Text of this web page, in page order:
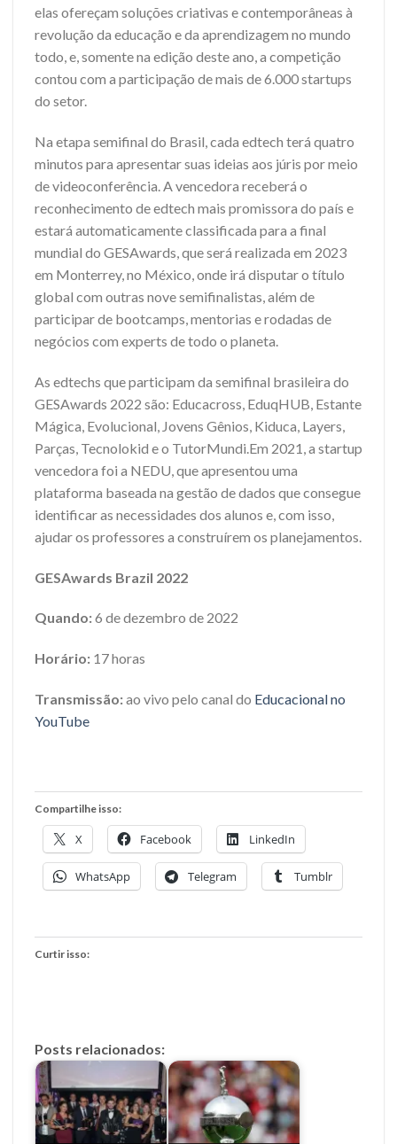
elas ofereçam soluções criativas e contemporâneas à
revolução da educação e da aprendizagem no mundo
todo, e, somente na edição deste ano, a competição
contou com a participação de mais de 6.000 startups
do setor.
Na etapa semifinal do Brasil, cada edtech terá quatro
minutos para apresentar suas ideias aos júris por meio
de videoconferência. A vencedora receberá o
reconhecimento de edtech mais promissora do país e
estará automaticamente classificada para a final
mundial do GESAwards, que será realizada em 2023
em Monterrey, no México, onde irá disputar o título
global com outras nove semifinalistas, além de
participar de bootcamps, mentorias e rodadas de
negócios com experts de todo o planeta.
As edtechs que participam da semifinal brasileira do
GESAwards 2022 são: Educacross, EduqHUB, Estante
Mágica, Evolucional, Jovens Gênios, Kiduca, Layers,
Parças, Tecnolokid e o TutorMundi.Em 2021, a startup
vencedora foi a NEDU, que apresentou uma
plataforma baseada na gestão de dados que consegue
identificar as necessidades dos alunos e, com isso,
ajudar os professores a construírem os planejamentos.
GESAwards Brazil 2022
Quando:6 de dezembro de 2022
Horário: 17 horas
Transmissão:ao vivo pelo canal do Educacional no
YouTube
Compartilhe isso:
X Facebook LinkedIn
WhatsApp Telegram Tumblr
Curtir isso:
Posts relacionados: